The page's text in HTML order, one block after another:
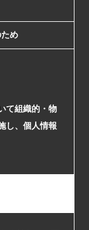
め
て組織的・物
し、個⼈情報